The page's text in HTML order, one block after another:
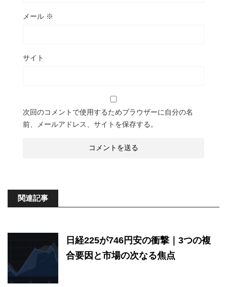
メール ※
サイト
次回のコメントで使用するためブラウザーに自分の名
前、メールアドレス、サイトを保存する。
関連記事
日経225が746円安の衝撃｜3つの複
合要因と市場の次なる焦点